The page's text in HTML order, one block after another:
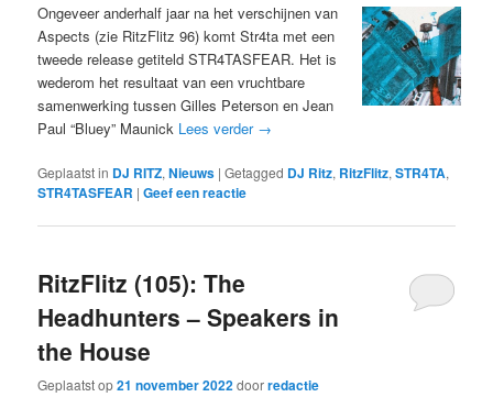
Ongeveer anderhalf jaar na het verschijnen van
Aspects (zie RitzFlitz 96) komt Str4ta met een
tweede release getiteld STR4TASFEAR. Het is
wederom het resultaat van een vruchtbare
samenwerking tussen Gilles Peterson en Jean
Paul “Bluey” Maunick Lees verder →
Geplaatst in DJ RITZ,Nieuws |Getagged DJ Ritz, RitzFlitz,STR4TA,
STR4TASFEAR |Geef een reactie
RitzFlitz (105): The
Headhunters – Speakers in
the House
Geplaatst op21 november 2022doorredactie